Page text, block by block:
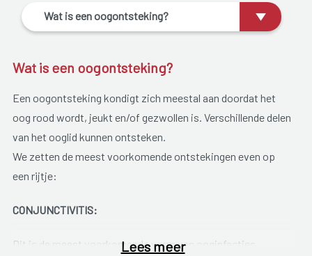
Wat is een oogontsteking?
Wat is een oogontsteking?
Een oogontsteking kondigt zich meestal aan doordat het
oog rood wordt, jeukt en/of gezwollen is. Verschillende delen
van het ooglid kunnen ontsteken.
We zetten de meest voorkomende ontstekingen even op
een rijtje:
CONJUNCTIVITIS:
Dit is de meest voorkomende vorm van ooginfecties,
Lees meer